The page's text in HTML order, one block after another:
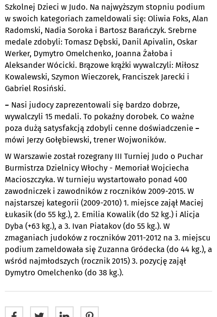
Szkolnej Dzieci w Judo. Na najwyższym stopniu podium
w swoich kategoriach zameldowali się: Oliwia Foks, Alan
Radomski, Nadia Soroka i Bartosz Barańczyk. Srebrne
medale zdobyli: Tomasz Dębski, Danil Apivalin, Oskar
Werker, Dymytro Omelchenko, Joanna Żałoba i
Aleksander Wócicki. Brązowe krążki wywalczyli: Miłosz
Kowalewski, Szymon Wieczorek, Franciszek Jarecki i
Gabriel Rosiński.
− Nasi judocy zaprezentowali się bardzo dobrze,
wywalczyli 15 medali. To pokaźny dorobek. Co ważne
poza dużą satysfakcją zdobyli cenne doświadczenie −
mówi Jerzy Gołębiewski, trener Wojwoników.
W Warszawie został rozegrany III Turniej Judo o Puchar
Burmistrza Dzielnicy Włochy - Memoriał Wojciecha
Macioszczyka. W turnieju wystartowało ponad 400
zawodniczek i zawodników z roczników 2009-2015. W
najstarszej kategorii (2009-2010) 1. miejsce zajął Maciej
Łukasik (do 55 kg.), 2. Emilia Kowalik (do 52 kg.) i Alicja
Dyba (+63 kg.), a 3. Ivan Piatakov (do 55 kg.). W
zmaganiach judoków z roczników 2011-2012 na 3. miejscu
podium zameldowała się Zuzanna Gródecka (do 44 kg.), a
wśród najmłodszych (rocznik 2015) 3. pozycję zajął
Dymytro Omelchenko (do 38 kg.).